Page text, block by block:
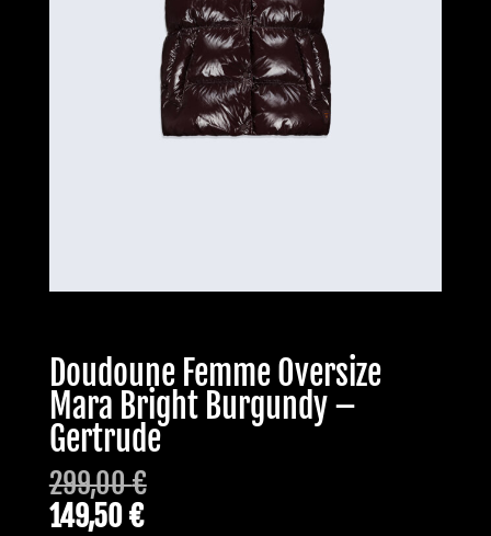
Doudoune Femme Oversize
Mara Bright Burgundy –
Gertrude
299,00€
149,50€